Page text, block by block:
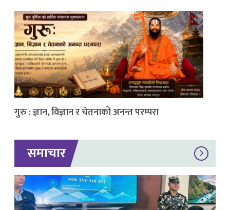
गुरु : ज्ञान, विज्ञान र चेतनाको अनन्त परम्परा
समाचार